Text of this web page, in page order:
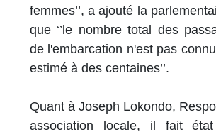
femmes’’, a ajouté la
que ‘’le nombre total des
de l'embarcation n'est pas
estimé à des centaines’’.
Quant à Joseph Lokondo,
association locale, il fait